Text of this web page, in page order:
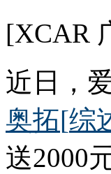
[XCAR
近日，
奥拓[综
送2000